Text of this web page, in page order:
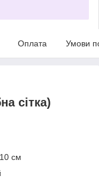
Оплата Умови
сітка)
см